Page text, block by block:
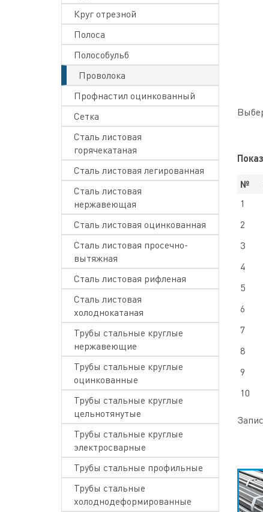
Круг отрезной
Полоса
Полособульб
Проволока
Профнастил оцинкованный
Сетка
Сталь листовая
горячекатаная
Сталь листовая легированная
Сталь листовая
нержавеющая
Сталь листовая оцинкованная
Сталь листовая просечно-
вытяжная
Сталь листовая рифленая
Сталь листовая
холоднокатаная
Трубы стальные круглые
нержавеющие
Трубы стальные круглые
оцинкованные
Трубы стальные круглые
цельнотянутые
Трубы стальные круглые
электросварные
Трубы стальные профильные
Трубы стальные
холоднодеформированные
№
1
2
3
4
5
6
7
8
9
10